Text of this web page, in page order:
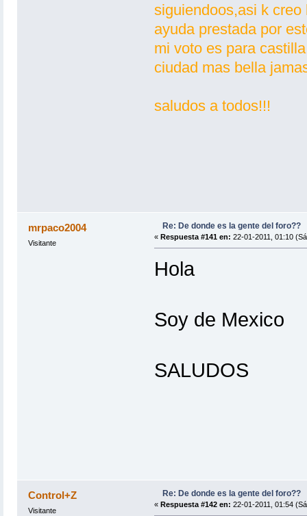
siguiendoos,asi k
ayuda prestada por
mi voto es para
ciudad mas bella
saludos a todos!!!
mrpaco2004
Visitante
Re: De donde es la gente del foro??
« Respuesta #141 en: 22-01-2011, 01:10
Hola
Soy de Mexico
SALUDOS
Control+Z
Visitante
Re: De donde es la gente del foro??
« Respuesta #142 en: 22-01-2011, 01:54